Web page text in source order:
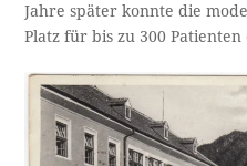
Jahre später konnte die
Platz für bis zu 300